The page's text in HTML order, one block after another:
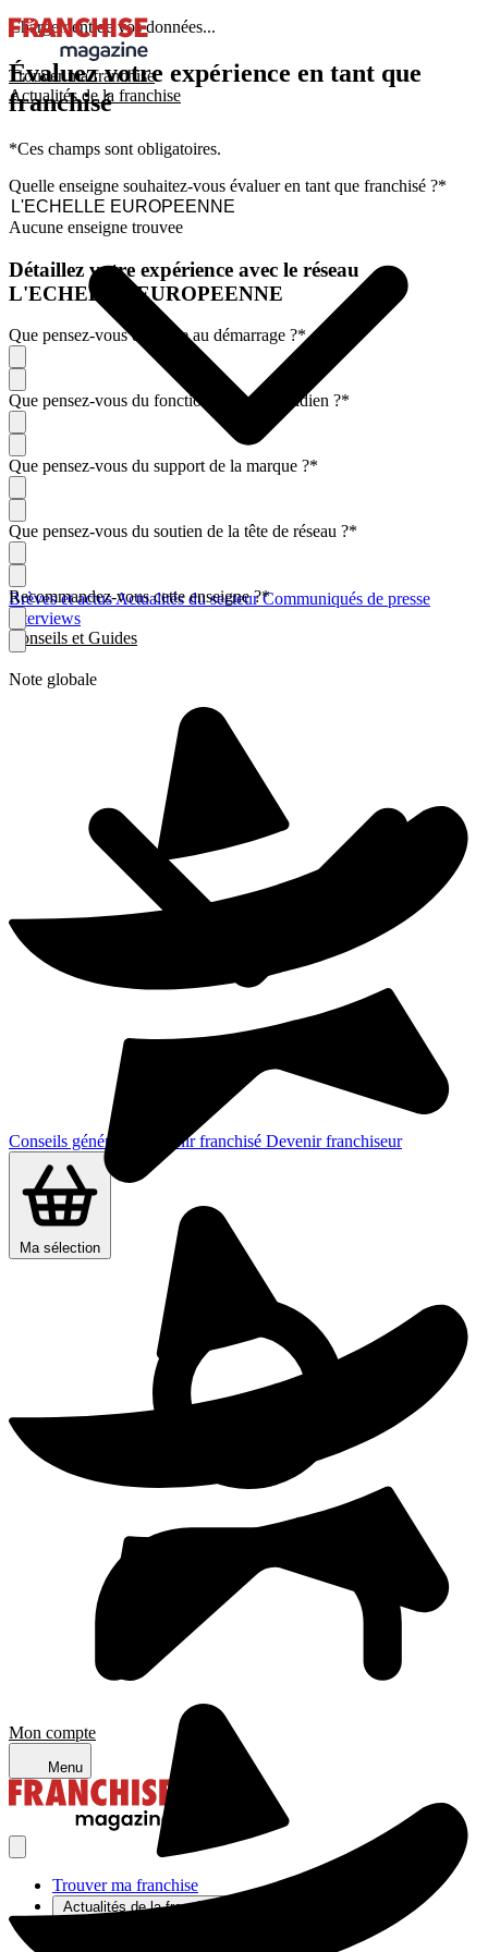
Trouver ma franchise
Actualités de la franchise
Brèves et actusActualités du secteurCommuniqués de presse
Interviews
Conseils et Guides
Conseils généraux Devenir franchisé Devenir franchiseur
Ma sélection
Mon compte
Menu
Trouver ma franchise
Actualités de la franchise
Chargement de vos données...
Évaluez votre expérience en tant que
franchisé
*Ces champs sont obligatoires.
Quelle enseigne souhaitez-vous évaluer en tant que franchisé ?*
Aucune enseigne trouvee
Détaillez votre expérience avec le réseau
L'ECHELLE EUROPEENNE
Que pensez-vous de l'aide au démarrage ?*
Que pensez-vous du fonctionnement quotidien ?*
Que pensez-vous du support de la marque ?*
Que pensez-vous du soutien de la tête de réseau ?*
Recommandez-vous cette enseigne ?*
Note globale